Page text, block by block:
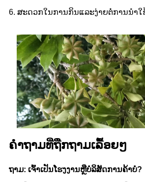
6. ສະດວກໃນການກິນແລະງ່າຍຕໍ່ການນໍາໃ
ຄໍາ​ຖາມ​ທີ່​ຖືກ​ຖາມ​ເລື້ອຍໆ
ຖາມ: ເຈົ້າເປັນໂຮງງານຫຼືບໍລິສັດການຄ້າບໍ?